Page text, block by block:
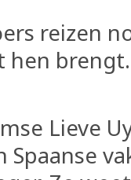
reizen
hen brengt.
Lieve
Spaanse